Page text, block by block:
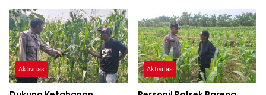
Aktivitas Aktivitas